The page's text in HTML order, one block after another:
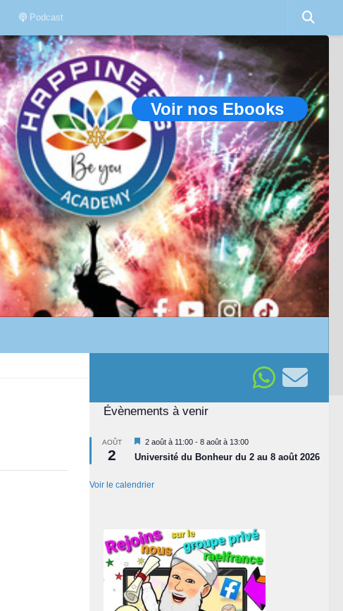
Podcast
Voir nos Ebooks
Évènements à venir
AOÛT
2
Mis
en
avant
2 août à 11:00 - 8 août à 13:00
Université du Bonheur du 2 au 8 août 2026
Voir le calendrier